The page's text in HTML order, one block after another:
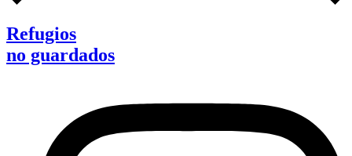
Refugios
no guardados